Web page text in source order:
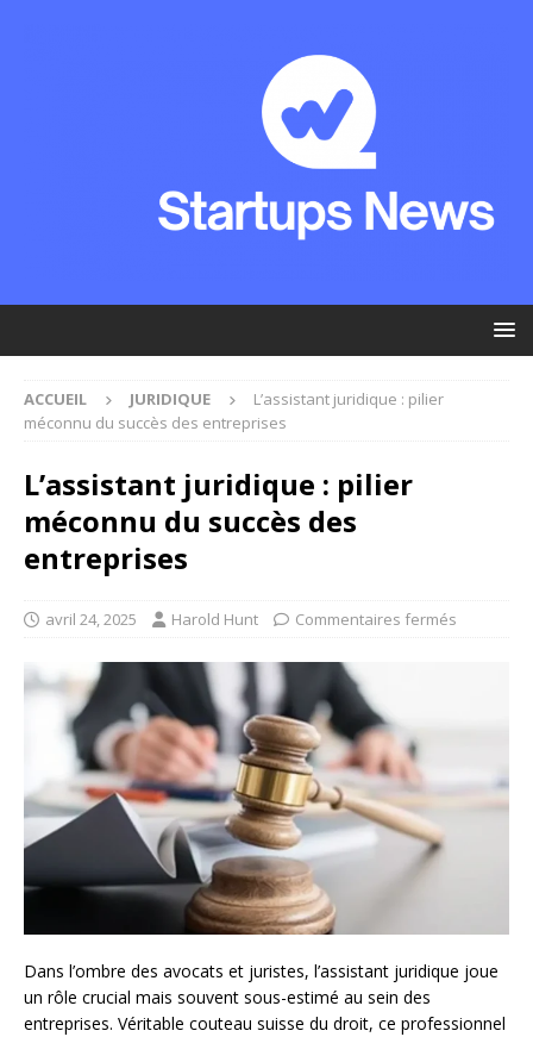
ACCUEIL JURIDIQUE
L’assistant juridique : pilier
méconnu du succès des entreprises
L’assistant juridique : pilier
méconnu du succès des
entreprises
avril 24, 2025 Harold Hunt Commentaires fermés
Dans l’ombre des avocats et juristes, l’assistant juridique joue
un rôle crucial mais souvent sous-estimé au sein des
entreprises. Véritable couteau suisse du droit, ce professionnel